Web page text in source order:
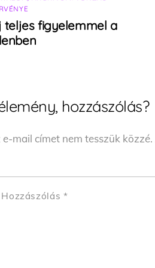
teljes figyelemmel a
hozzászólás?
e-mail címet nem tesszük közzé.
Hozzászólás *